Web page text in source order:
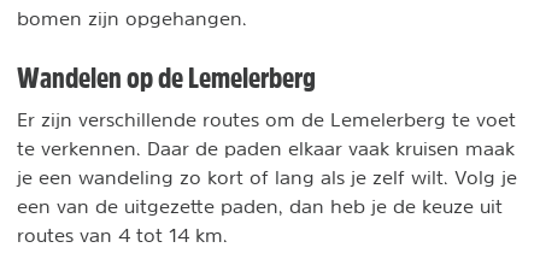
bomen zijn opgehangen.
Wandelen op de Lemelerberg
Er zijn verschillende routes om de Lemelerberg te voet
te verkennen. Daar de paden elkaar vaak kruisen maak
je een wandeling zo kort of lang als je zelf wilt. Volg je
een van de uitgezette paden, dan heb je de keuze uit
routes van 4 tot 14 km.